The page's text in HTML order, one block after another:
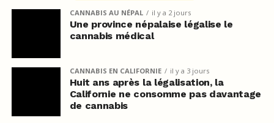
CANNABIS AU NÉPAL il y a 2 jours
Une province népalaise légalise le
cannabis médical
CANNABIS EN CALIFORNIE il y a 3 jours
Huit ans après la légalisation, la
Californie ne consomme pas davantage
de cannabis